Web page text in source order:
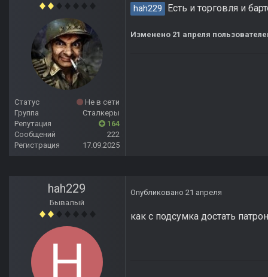
Статус
Не в сети
Группа
Сталкеры
Репутация
164
Сообщений
222
Регистрация
17.09.2025
hah229 Есть и торговля и
Изменено 21 апреля
hah229
Бывалый
Опубликовано 21 апреля
как с подсумка достать